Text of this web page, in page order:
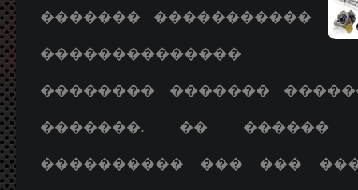
������� �����������
��������������
�������� �������
�������. �� ������
���������� ��� ���